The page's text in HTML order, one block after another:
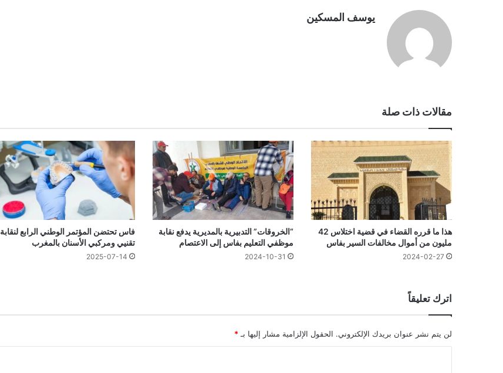
يوسف المسكين
مقالات ذات صلة
هذا ما قرره القضاء في قضية اختلاس 42
مليون من أموال مخالفات السير بفاس
2024-02-27
“الخروقات” التدبيرية بالمديرية يدفع نقابة
موظفي التعليم بفاس إلى الاعتصام
2024-10-31
فاس تحتضن المؤتمر الوطني الرابع لنقابة
تقنيي ومركبي الأسنان بالمغرب
2025-07-14
اترك تعليقاً
لن يتم نشر عنوان بريدك الإلكتروني. الحقول الإلزامية مشار إليها بـ *